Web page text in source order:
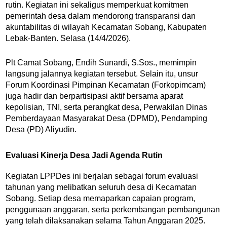
rutin. Kegiatan ini sekaligus memperkuat komitmen
pemerintah desa dalam mendorong transparansi dan
akuntabilitas di wilayah Kecamatan Sobang, Kabupaten
Lebak-Banten. Selasa (14/4/2026).
Plt Camat Sobang, Endih Sunardi, S.Sos., memimpin
langsung jalannya kegiatan tersebut. Selain itu, unsur
Forum Koordinasi Pimpinan Kecamatan (Forkopimcam)
juga hadir dan berpartisipasi aktif bersama aparat
kepolisian, TNI, serta perangkat desa, Perwakilan Dinas
Pemberdayaan Masyarakat Desa (DPMD), Pendamping
Desa (PD) Aliyudin.
Evaluasi Kinerja Desa Jadi Agenda Rutin
Kegiatan LPPDes ini berjalan sebagai forum evaluasi
tahunan yang melibatkan seluruh desa di Kecamatan
Sobang. Setiap desa memaparkan capaian program,
penggunaan anggaran, serta perkembangan pembangunan
yang telah dilaksanakan selama Tahun Anggaran 2025.